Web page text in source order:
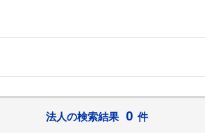
法人の検索結果 0 件